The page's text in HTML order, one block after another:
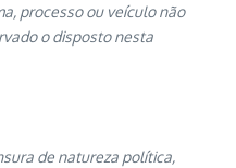
processo ou veículo não
o disposto nesta
de natureza política,